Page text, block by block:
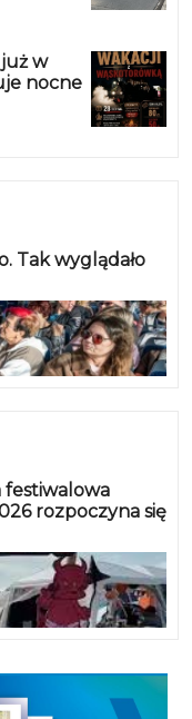
w
nocne
Tak wyglądało
festiwalowa
rozpoczyna się